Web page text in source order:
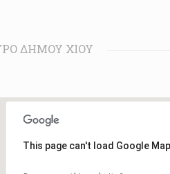
ΔΉΜΟΥ ΧΊΟΥ
This page can't load Google